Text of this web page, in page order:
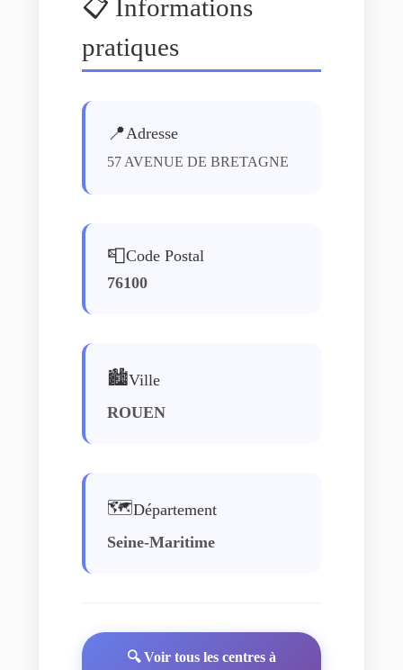
📋 Informations
pratiques
📍Adresse
57 AVENUE DE BRETAGNE
📮Code Postal
76100
🏙️Ville
ROUEN
🗺️Département
Seine-Maritime
🔍 Voir tous les centres à